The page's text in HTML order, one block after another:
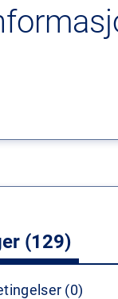
(129)
(0)